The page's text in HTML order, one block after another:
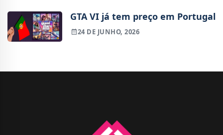
GTA VI já tem preço em Portugal
24 DE JUNHO, 2026